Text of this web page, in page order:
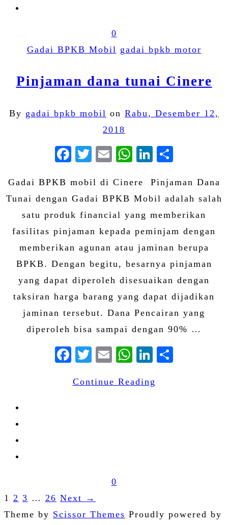
0
Gadai BPKB Mobil gadai bpkb motor
Pinjaman dana tunai Cinere
By gadai bpkb mobil on Rabu, Desember 12,
2018
Facebook
Twitter
EmailWhatsApp
LinkedIn
Gadai BPKB mobil di Cinere Pinjaman Dana
Tunai dengan Gadai BPKB Mobil adalah salah
satu produk financial yang memberikan
fasilitas pinjaman kepada peminjam dengan
memberikan agunan atau jaminan berupa
BPKB. Dengan begitu, besarnya pinjaman
yang dapat diperoleh disesuaikan dengan
taksiran harga barang yang dapat dijadikan
jaminan tersebut. Dana Pencairan yang
diperoleh bisa sampai dengan 90% …
Facebook
Twitter
EmailWhatsApp
LinkedIn
Continue Reading
0
Paginasi
1 2 3 … 26 Next →
Theme by Scissor Themes Proudly powered by